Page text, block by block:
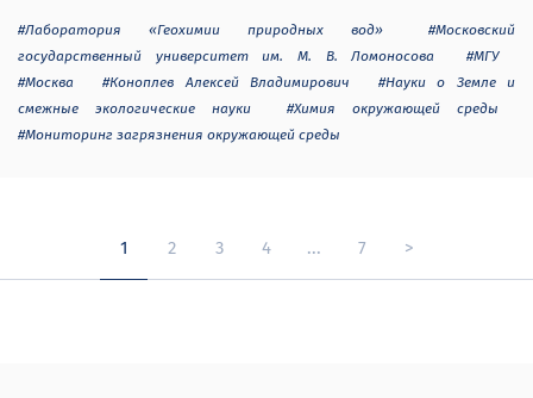
#Лаборатория «Геохимии природных вод»
#Московский
государственный университет им. М. В. Ломоносова
#МГУ
#Москва
#Коноплев Алексей Владимирович
#Науки о Земле и
смежные экологические науки
#Химия окружающей среды
#Мониторинг загрязнения окружающей среды
1 2 3 4 ... 7 >